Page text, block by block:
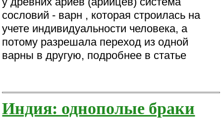
сословий - варн , которая строилась на
учете индивидуальности человека, а
потому разрешала переход из одной
варны в другую, подробнее в статье
Индия: однополые браки